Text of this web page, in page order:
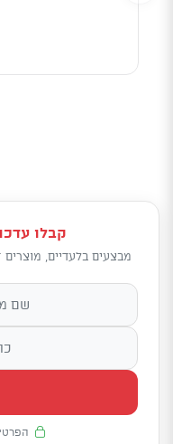
קבלו
מבצעים בלעדיים, מוצרים